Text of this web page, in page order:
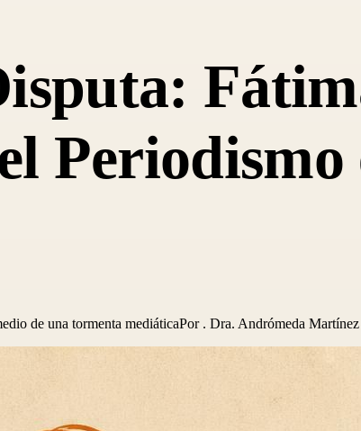
Periodismo
de una tormenta mediáticaPor . Dra. Andrómeda